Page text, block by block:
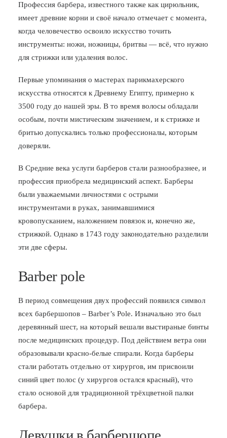
Профессия барбера, известного также как цирюльник,
имеет древние корни и своё начало отмечает с момента,
когда человечество освоило искусство точить
инструменты: ножи, ножницы, бритвы — всё, что нужно
для стрижки или удаления волос.
Первые упоминания о мастерах парикмахерского
искусства относятся к Древнему Египту, примерно к
3500 году до нашей эры. В то время волосы обладали
особым, почти мистическим значением, и к стрижке и
бритью допускались только профессионалы, которым
доверяли.
В Средние века услуги барберов стали разнообразнее, и
профессия приобрела медицинский аспект. Барберы
были уважаемыми личностями с острыми
инструментами в руках, занимавшимися
кровопусканием, наложением повязок и, конечно же,
стрижкой. Однако в 1743 году законодательно разделили
эти две сферы.
Barber pole
В период совмещения двух профессий появился символ
всех барбершопов – Barber’s Pole. Изначально это был
деревянный шест, на который вешали выстираные бинты
после медицинских процедур. Под действием ветра они
образовывали красно-белые спирали. Когда барберы
стали работать отдельно от хирургов, им присвоили
синий цвет полос (у хирургов остался красный), что
стало основой для традиционной трёхцветной палки
барбера.